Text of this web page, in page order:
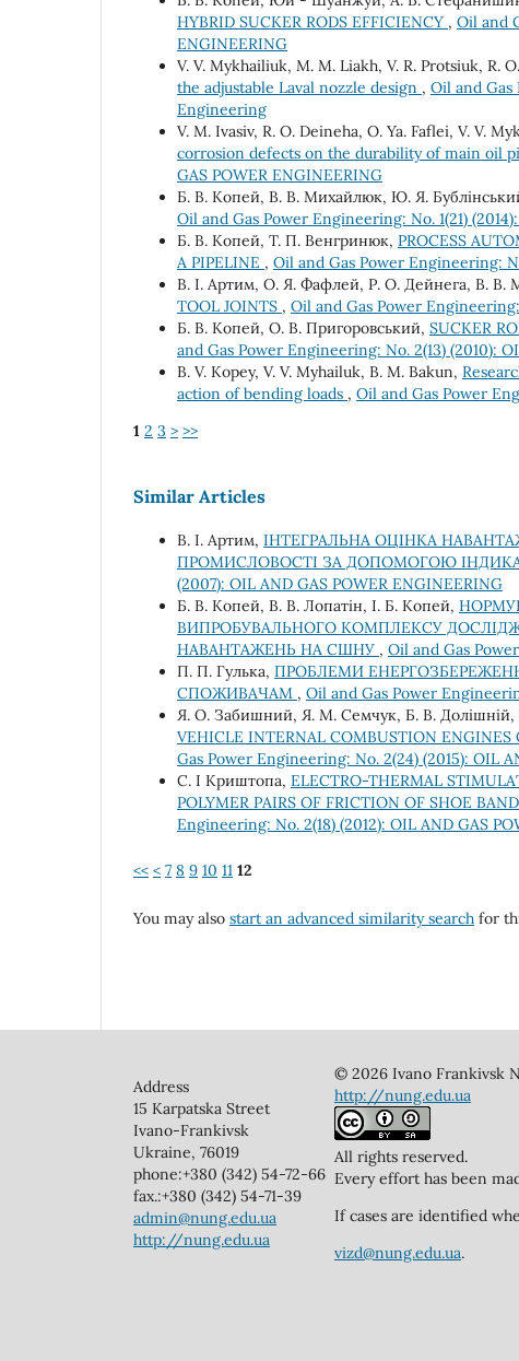
HYBRID SUCKER RODS EFFICIENCY , Oil and
ENGINEERING
V. V. Mykhailiuk, M. M. Liakh, V. R. Protsiuk, R.
the adjustable Laval nozzle design , Oil and Gas
Engineering
V. М. Ivasiv, R. О. Deineha, О. Ya. Faflei, V. V.
corrosion defects on the durability of main oil
GAS POWER ENGINEERING
Б. В. Копей, В. В. Михайлюк, Ю. Я.
Oil and Gas Power Engineering: No. 1(21)
Б. В. Копей, Т. П. Венгринюк, PROCESS
A PIPELINE , Oil and Gas Power Engineering:
В. І. Артим, О. Я. Фафлей, Р. О. Дейнега, В. В.
TOOL JOINTS , Oil and Gas Power
Б. В. Копей, О. В. Пригоровський, SUCKER
and Gas Power Engineering: No. 2(13) (2010):
B. V. Kopeу, V. V. Myhailuk, B. M. Bakun,
action of bending loads , Oil and Gas Power
1 2 3 > >>
Similar Articles
В. І. Артим, ІНТЕГРАЛЬНА ОЦІНКА
ПРОМИСЛОВОСТІ ЗА ДОПОМОГОЮ
(2007): OIL AND GAS POWER ENGINEERING
Б. В. Копей, В. В. Лопатін, І. Б. Копей,
ВИПРОБУВАЛЬНОГО КОМПЛЕКСУ
НАВАНТАЖЕНЬ НА СШНУ , Oil and Gas
П. П. Гулька, ПРОБЛЕМИ
СПОЖИВАЧАМ , Oil and Gas Power
Я. О. Забишний, Я. М. Семчук, Б. В.
VEHICLE INTERNAL COMBUSTION
Gas Power Engineering: No. 2(24) (2015): OIL
С. І Криштопа, ELECTRO-THERMAL
POLYMER PAIRS OF FRICTION OF SHOE
Engineering: No. 2(18) (2012): OIL AND GAS
<< < 7 8 9 10 11 12
You may also start an advanced similarity search for
Address
15 Karpatska Street
Ivano-Frankivsk
Ukraine, 76019
phone:+380 (342) 54-72-66
fax.:+380 (342) 54-71-39
admin@nung.edu.ua
http://nung.edu.ua
© 2026 Ivano Frankivsk
http://nung.edu.ua
All rights reserved.
Every effort has been
If cases are identified
vizd@nung.edu.ua.